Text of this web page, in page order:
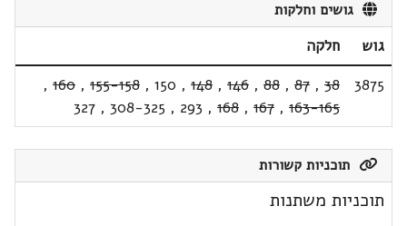
גושים וחלקות
גוש
חלקה
3875
38
,
87
,
88
,
146
,
148
,
150
,
155-158
,
160
,
163-165
,
167
,
168
,
293
,
308-325
,
327
תוכניות קשורות
תוכניות משתנות